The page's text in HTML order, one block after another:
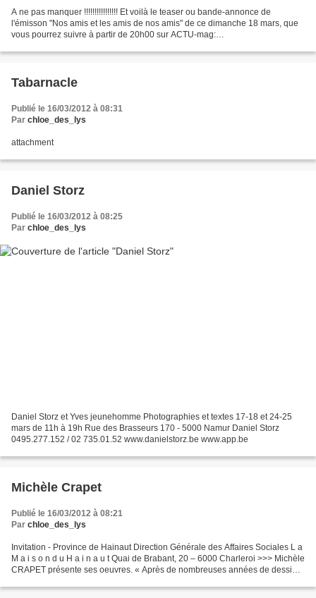
A ne pas manquer !!!!!!!!!!!!!!!! Et voilà le teaser ou bande-annonce de
l'émisson "Nos amis et les amis de nos amis" de ce dimanche 18 mars, que
vous pourrez suivre à partir de 20h00 sur ACTU-mag:
Tabarnacle
Publié le 16/03/2012 à 08:31
Par chloe_des_lys
attachment
Daniel Storz
Publié le 16/03/2012 à 08:25
Par chloe_des_lys
Daniel Storz et Yves jeunehomme Photographies et textes 17-18 et 24-25
mars de 11h à 19h Rue des Brasseurs 170 - 5000 Namur Daniel Storz
0495.277.152 / 02 735.01.52 www.danielstorz.be www.app.be
Michèle Crapet
Publié le 16/03/2012 à 08:21
Par chloe_des_lys
Invitation - Province de Hainaut Direction Générale des Affaires Sociales L a
M a i s o n d u H a i n a u t Quai de Brabant, 20 – 6000 Charleroi >>> Michèle
CRAPET présente ses oeuvres. « Après de nombreuses années de dessin